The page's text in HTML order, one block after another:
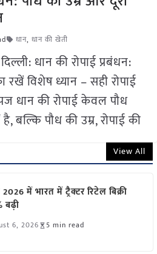
धान, धान की खेती
धान की रोपाई प्रबंधन:
रखें विशेष ध्यान – सही रोपाई
धान की रोपाई केवल पौध
बल्कि पौध की उम्र, रोपाई की
View All
में भारत में ट्रैक्टर रिटेल बिक्री
बढ़ी
6, 2026 5 min read